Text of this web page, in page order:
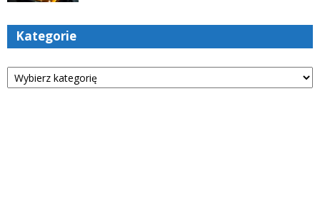
Kategorie
Kategorie